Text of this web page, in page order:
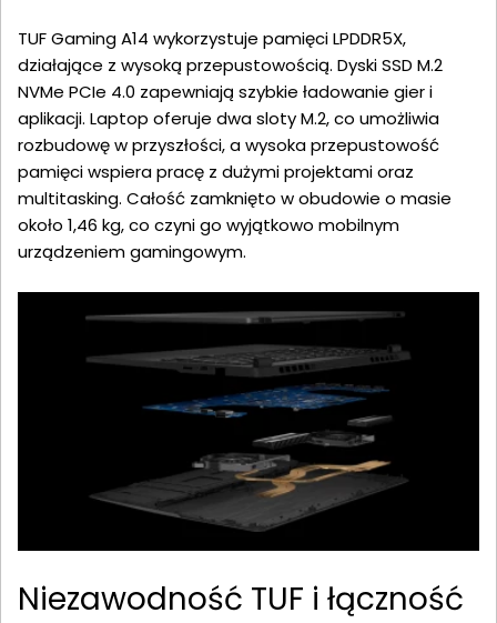
TUF Gaming A14 wykorzystuje pamięci LPDDR5X,
działające z wysoką przepustowością. Dyski SSD M.2
NVMe PCIe 4.0 zapewniają szybkie ładowanie gier i
aplikacji. Laptop oferuje dwa sloty M.2, co umożliwia
rozbudowę w przyszłości, a wysoka przepustowość
pamięci wspiera pracę z dużymi projektami oraz
multitasking. Całość zamknięto w obudowie o masie
około 1,46 kg, co czyni go wyjątkowo mobilnym
urządzeniem gamingowym.
Niezawodność TUF i łączność